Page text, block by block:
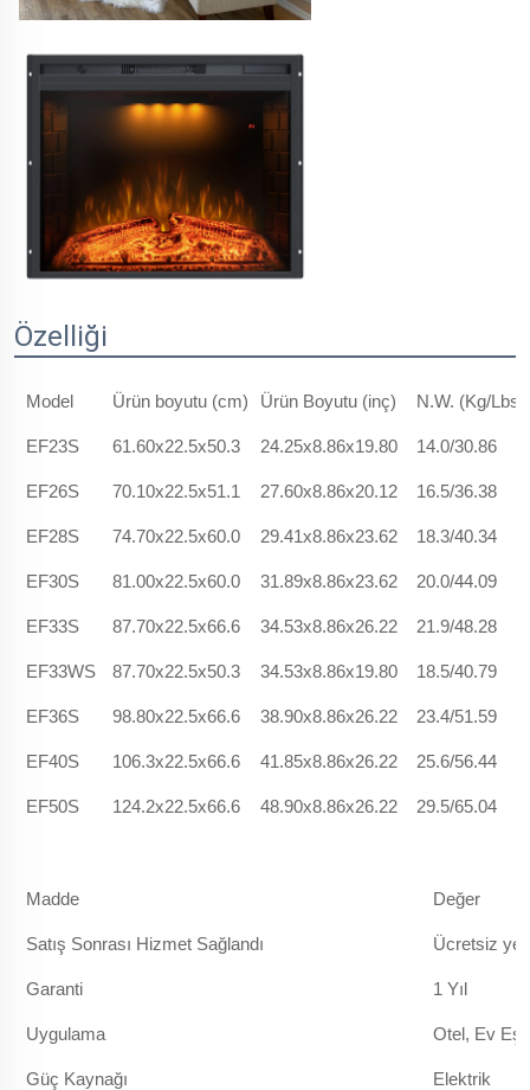
Özelliği
Model Ürün boyutu (cm) Ürün Boyutu (inç) N.W. (Kg/Lbs)
EF23S 61.60x22.5x50.3 24.25x8.86x19.80 14.0/30.86
EF26S 70.10x22.5x51.1 27.60x8.86x20.12 16.5/36.38
EF28S 74.70x22.5x60.0 29.41x8.86x23.62 18.3/40.34
EF30S 81.00x22.5x60.0 31.89x8.86x23.62 20.0/44.09
EF33S 87.70x22.5x66.6 34.53x8.86x26.22 21.9/48.28
EF33WS 87.70x22.5x50.3 34.53x8.86x19.80 18.5/40.79
EF36S 98.80x22.5x66.6 38.90x8.86x26.22 23.4/51.59
EF40S 106.3x22.5x66.6 41.85x8.86x26.22 25.6/56.44
EF50S 124.2x22.5x66.6 48.90x8.86x26.22 29.5/65.04
Madde Değer
Satış Sonrası Hizmet Sağlandı Ücretsiz
Garanti 1 Yıl
Uygulama Otel, Ev
Güç Kaynağı Elektrik